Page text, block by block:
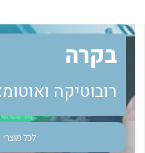
לכל מוצרי היצרן
בקרה
רובוטיקה
לכל מוצרי